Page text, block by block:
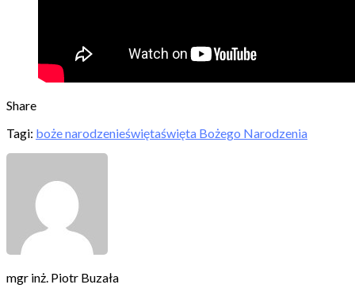
Share
Tagi: boże narodzenieświętaświęta Bożego Narodzenia
mgr inż. Piotr Buzała